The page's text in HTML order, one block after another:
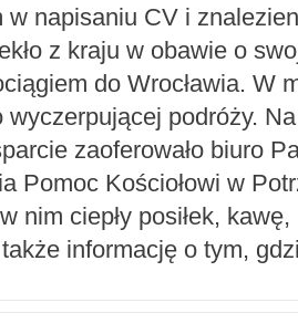
w napisaniu CV i
z kraju w obawie o
do Wrocławia. W
podróży.
zaoferowało biuro
Pomoc Kościołowi w
nim ciepły posiłek,
informację o tym,